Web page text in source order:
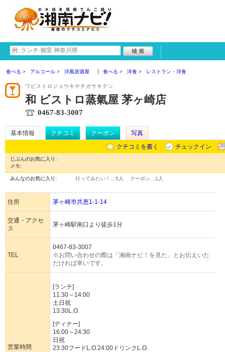
食べる アルコール 洋風居酒屋 食べる 洋食 レストラン・洋食
ワビストロジョウキヤチガサキテン
和 ビストロ蒸氣屋 茅ヶ崎店
0467-83-3007
基本情報 クチコミ クーポン
写真
クチコミを書く
チェックイン
じぶんのお気に入り:
メモ:
みんなのお気に入り: 行ってみたい！… 5人 クーポン… 1人
住所 茅ヶ崎市共恵1-1-14
交通・アクセ
ス
茅ヶ崎駅南口より徒歩1分
TEL
0467-83-3007
※お問い合わせの際は「湘南ナビ！を見た」とお伝えいた
だければ幸いです。
営業時間
[ランチ]
11:30～14:00
土日祝
13:30L.O.
[ディナー]
16:00～24:30
日祝
23:30フードL.O.24:00ドリンクL.O.